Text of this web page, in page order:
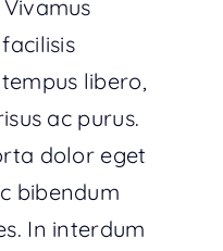
libero,
ac purus.
dolor eget
bibendum
In interdum